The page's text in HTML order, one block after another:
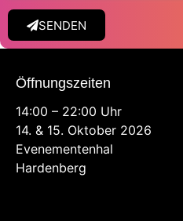
SENDEN
Öffnungszeiten
14:00 – 22:00 Uhr
14. & 15. Oktober 2026
Evenementenhal
Hardenberg